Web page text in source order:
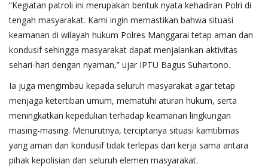
“Kegiatan patroli ini merupakan bentuk nyata kehadiran Polri di
tengah masyarakat. Kami ingin memastikan bahwa situasi
keamanan di wilayah hukum Polres Manggarai tetap aman dan
kondusif sehingga masyarakat dapat menjalankan aktivitas
sehari-hari dengan nyaman,” ujar IPTU Bagus Suhartono.
Ia juga mengimbau kepada seluruh masyarakat agar tetap
menjaga ketertiban umum, mematuhi aturan hukum, serta
meningkatkan kepedulian terhadap keamanan lingkungan
masing-masing. Menurutnya, terciptanya situasi kamtibmas
yang aman dan kondusif tidak terlepas dari kerja sama antara
pihak kepolisian dan seluruh elemen masyarakat.